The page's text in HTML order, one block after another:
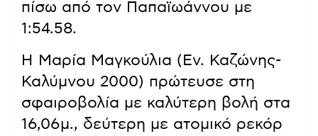
πίσω από τον Παπαϊωάννου με
1:54.58.
Η Μαρία Μαγκούλια (Εν. Καζώνης-
Καλύμνου 2000) πρώτευσε στη
σφαιροβολία με καλύτερη βολή στα
16,06μ., δεύτερη με ατομικό ρεκόρ